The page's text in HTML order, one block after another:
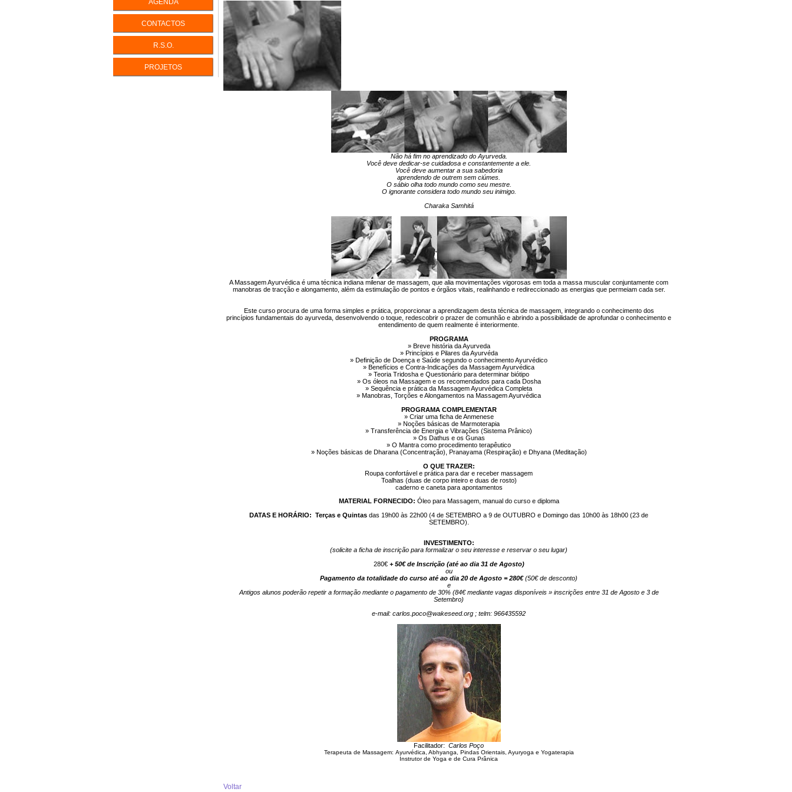
AGENDA
CONTACTOS
R.S.O.
PROJETOS
INTELIGÊNCIA EMOCIONAL
INTELIGÊNCIA ESPIRITUAL
PERFIS DE
PERSONALIDADE:
ENEAGRAMA
EQUILÍBRIO PESSOAL
LIDAR COM O CONFLITO ESPIRAL DA VIDA
CLÍNICA SOCIAL
Curso iniciação â Meditação
Festival MAYOM
Sobre Carlos Poço
Não há fim no aprendizado do Ayurveda.
Você deve dedicar-se cuidadosa e constantemente a ele.
Você deve aumentar a sua sabedoria
aprendendo de outrem sem ciúmes.
O sábio olha todo mundo como seu mestre.
O ignorante considera todo mundo seu inimigo.
Charaka Samhitá
A Massagem Ayurvédica é uma técnica indiana milenar de massagem, que alia movimentações vigorosas em toda a massa muscular conjuntamente com
manobras de tracção e alongamento, além da estimulação de pontos e órgãos vitais, realinhando e redireccionado as energias que permeiam cada ser.
Este curso procura de uma forma simples e prática, proporcionar a aprendizagem desta técnica de massagem, integrando o conhecimento dos
princípios fundamentais do ayurveda, desenvolvendo o toque, redescobrir o prazer de comunhão e abrindo a possibilidade de aprofundar o conhecimento e
entendimento de quem realmente é interiormente.
PROGRAMA
» Breve história da Ayurveda
» Princípios e Pilares da Ayurvéda
» Definição de Doença e Saúde segundo o conhecimento Ayurvédico
» Benefícios e Contra-Indicações da Massagem Ayurvédica
» Teoria Tridosha e Questionário para determinar biótipo
» Os óleos na Massagem e os recomendados para cada Dosha
» Sequência e prática da Massagem Ayurvédica Completa
» Manobras, Torções e Alongamentos na Massagem Ayurvédica
PROGRAMA COMPLEMENTAR
» Criar uma ficha de Anmenese
» Noções básicas de Marmoterapia
» Transferência de Energia e Vibrações (Sistema Prânico)
» Os Dathus e os Gunas
» O Mantra como procedimento terapêutico
» Noções básicas de Dharana (Concentração), Pranayama (Respiração) e Dhyana (Meditação)
O QUE TRAZER:
Roupa confortável e prática para dar e receber massagem
Toalhas (duas de corpo inteiro e duas de rosto)
caderno e caneta para apontamentos
MATERIAL FORNECIDO: Óleo para Massagem, manual do curso e diploma
DATAS E HORÁRIO: Terças e Quintas das 19h00 às 22h00 (4 de SETEMBRO a 9 de OUTUBRO e Domingo das 10h00 às 18h00 (23 de
SETEMBRO).
INVESTIMENTO:
(solicite a ficha de inscrição para formalizar o seu interesse e reservar o seu lugar)
280€ + 50€ de Inscrição (até ao dia 31 de Agosto)
ou
Pagamento da totalidade do curso até ao dia 20 de Agosto = 280€(50€ de desconto)
e
Antigos alunos poderão repetir a formação mediante o pagamento de 30% (84€ mediante vagas disponíveis » inscrições entre 31 de Agosto e 3 de
Setembro)
e-mail: carlos.poco@wakeseed.org ; telm: 966435592
Facilitador: Carlos Poço
Terapeuta de Massagem: Ayurvédica, Abhyanga, Pindas Orientais, Ayuryoga e Yogaterapia
Instrutor de Yoga e de Cura Prânica
Voltar